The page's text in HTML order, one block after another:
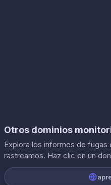
Otros dominios
Explora los informes de
rastreamos. Haz clic en un